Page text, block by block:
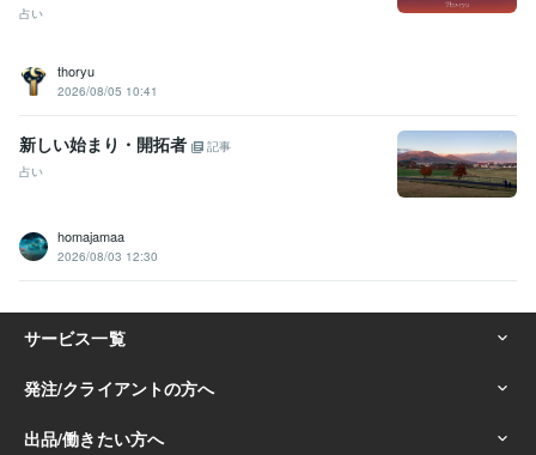
占い
thoryu
2026/08/05 10:41
新しい始まり・開拓者
記事
占い
homajamaa
2026/08/03 12:30